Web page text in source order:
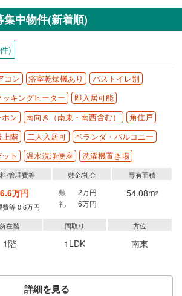
中物件(新着順)
)
コン 浴室乾燥機あり
バストイレ別
ッキングヒーター
即入居可能
ン
南向き（南東・南西含む）
角住戸
上階 二人入居可
ベランダ・バルコニー
ト
温水洗浄便座 洗濯機置き場
/管理費等
6.6万円
費等 0.6万円
敷金/礼金
敷
2万円
礼
6万円
専有面積
54.08m2
所在階
1階
間取り
1LDK
方位
南東
詳細を見る